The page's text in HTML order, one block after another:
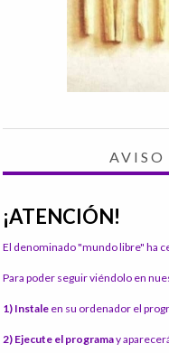
¡ATENCIÓN!
El denominado "mundo libre" ha
Para poder seguir viéndolo en
1) Instale en su ordenador el
2) Ejecute el programay